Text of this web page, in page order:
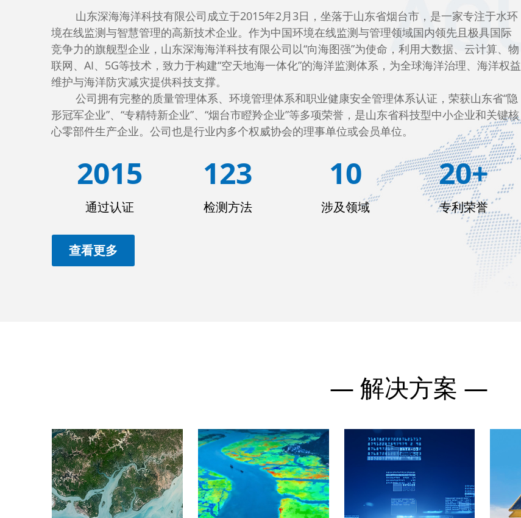
境在线监测与智慧管理的高新技术企业。作为中国环境在线监测与管理领域国内领先且极具国际
竞争力的旗舰型企业，山东深海海洋科技有限公司以“向海图强”为使命，利用大数据、云计算、物
联网、AI、5G等技术，致力于构建“空天地海一体化”的海洋监测体系，为全球海洋治理、海洋权益
维护与海洋防灾减灾提供科技支撑。
形冠军企业”、“专精特新企业”、“烟台市瞪羚企业”等多项荣誉，是山东省科技型中小企业和关键核
心零部件生产企业。公司也是行业内多个权威协会的理事单位或会员单位。
2015
通过认证
123
检测方法
10
涉及领域
20+
专利荣誉
查看更多
— 解决方案 —